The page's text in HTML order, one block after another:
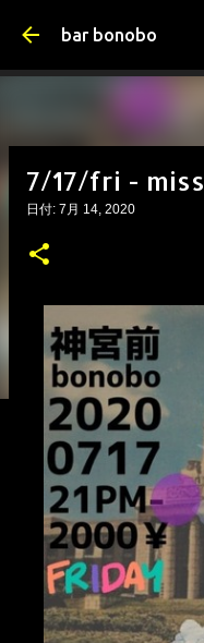
スキップし
bar bonobo
7/17/fri -
日付: 7月 14, 2020